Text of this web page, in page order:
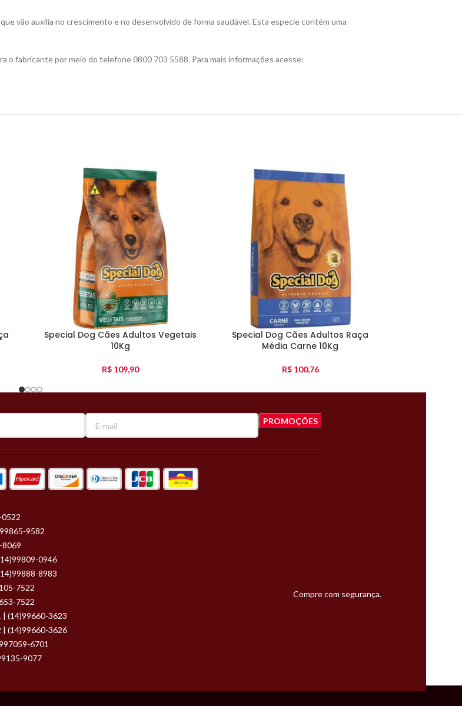
vão auxilia no crescimento e no desenvolvido de forma saudável. Esta especie contém uma
fabricante por meio do telefone 0800 703 5588. Para mais informações acesse:
Special Dog Cães Adultos Vegetais
10Kg
R$ 109,90
Special Dog Cães Adultos Raça
Média Carne 10Kg
R$100,76
9582
8069
0946
8983
7522
7522
| (14)99660-3623
| (14)99660-3626
6701
9077
Compre com segurança.